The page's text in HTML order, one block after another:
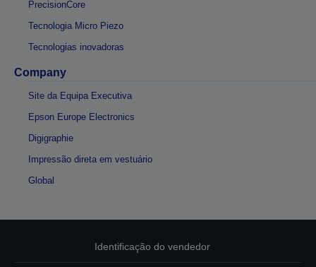
PrecisionCore
Tecnologia Micro Piezo
Tecnologias inovadoras
Company
Site da Equipa Executiva
Epson Europe Electronics
Digigraphie
Impressão direta em vestuário
Global
Identificação do vendedor